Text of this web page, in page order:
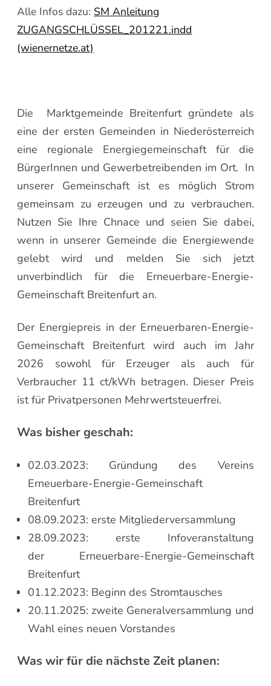
Alle Infos dazu: SM Anleitung
ZUGANGSCHLÜSSEL_201221.indd
(wienernetze.at)
Die Marktgemeinde Breitenfurt gründete als
eine der ersten Gemeinden in Niederösterreich
eine regionale Energiegemeinschaft für die
BürgerInnen und Gewerbetreibenden im Ort. In
unserer Gemeinschaft ist es möglich Strom
gemeinsam zu erzeugen und zu verbrauchen.
Nutzen Sie Ihre Chnace und seien Sie dabei,
wenn in unserer Gemeinde die Energiewende
gelebt wird und melden Sie sich jetzt
unverbindlich für die Erneuerbare-Energie-
Gemeinschaft Breitenfurt an.
Der Energiepreis in der Erneuerbaren-Energie-
Gemeinschaft Breitenfurt wird auch im Jahr
2026 sowohl für Erzeuger als auch für
Verbraucher 11 ct/kWh betragen. Dieser Preis
ist für Privatpersonen Mehrwertsteuerfrei.
Was bisher geschah:
02.03.2023: Gründung des Vereins
Erneuerbare-Energie-Gemeinschaft
Breitenfurt
08.09.2023: erste Mitgliederversammlung
28.09.2023: erste Infoveranstaltung
der Erneuerbare-Energie-Gemeinschaft
Breitenfurt
01.12.2023: Beginn des Stromtausches
20.11.2025: zweite Generalversammlung und
Wahl eines neuen Vorstandes
Was wir für die nächste Zeit planen: